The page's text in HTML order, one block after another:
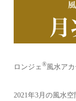
ロンジェ®️ 風水ア
2021年3月の風水